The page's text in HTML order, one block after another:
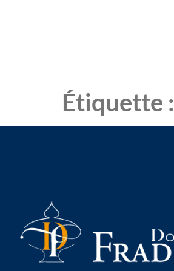
Étiquette :